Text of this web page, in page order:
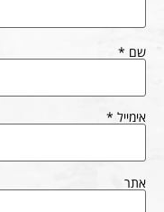
שם *
אימייל *
אתר